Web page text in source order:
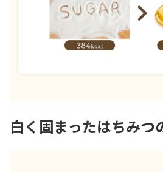
白く固まったはちみつ